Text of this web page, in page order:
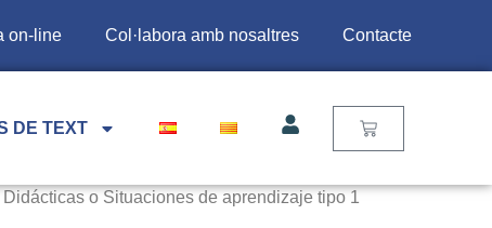
on-line Col·labora amb nosaltres Contacte
DE TEXT
o Situaciones de aprendizaje tipo 1